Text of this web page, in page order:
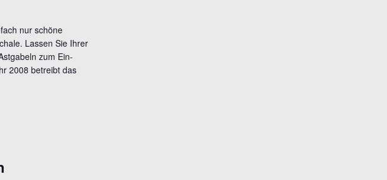
nur schöne
Lassen Sie Ihrer
zum Ein-
2008 betreibt das